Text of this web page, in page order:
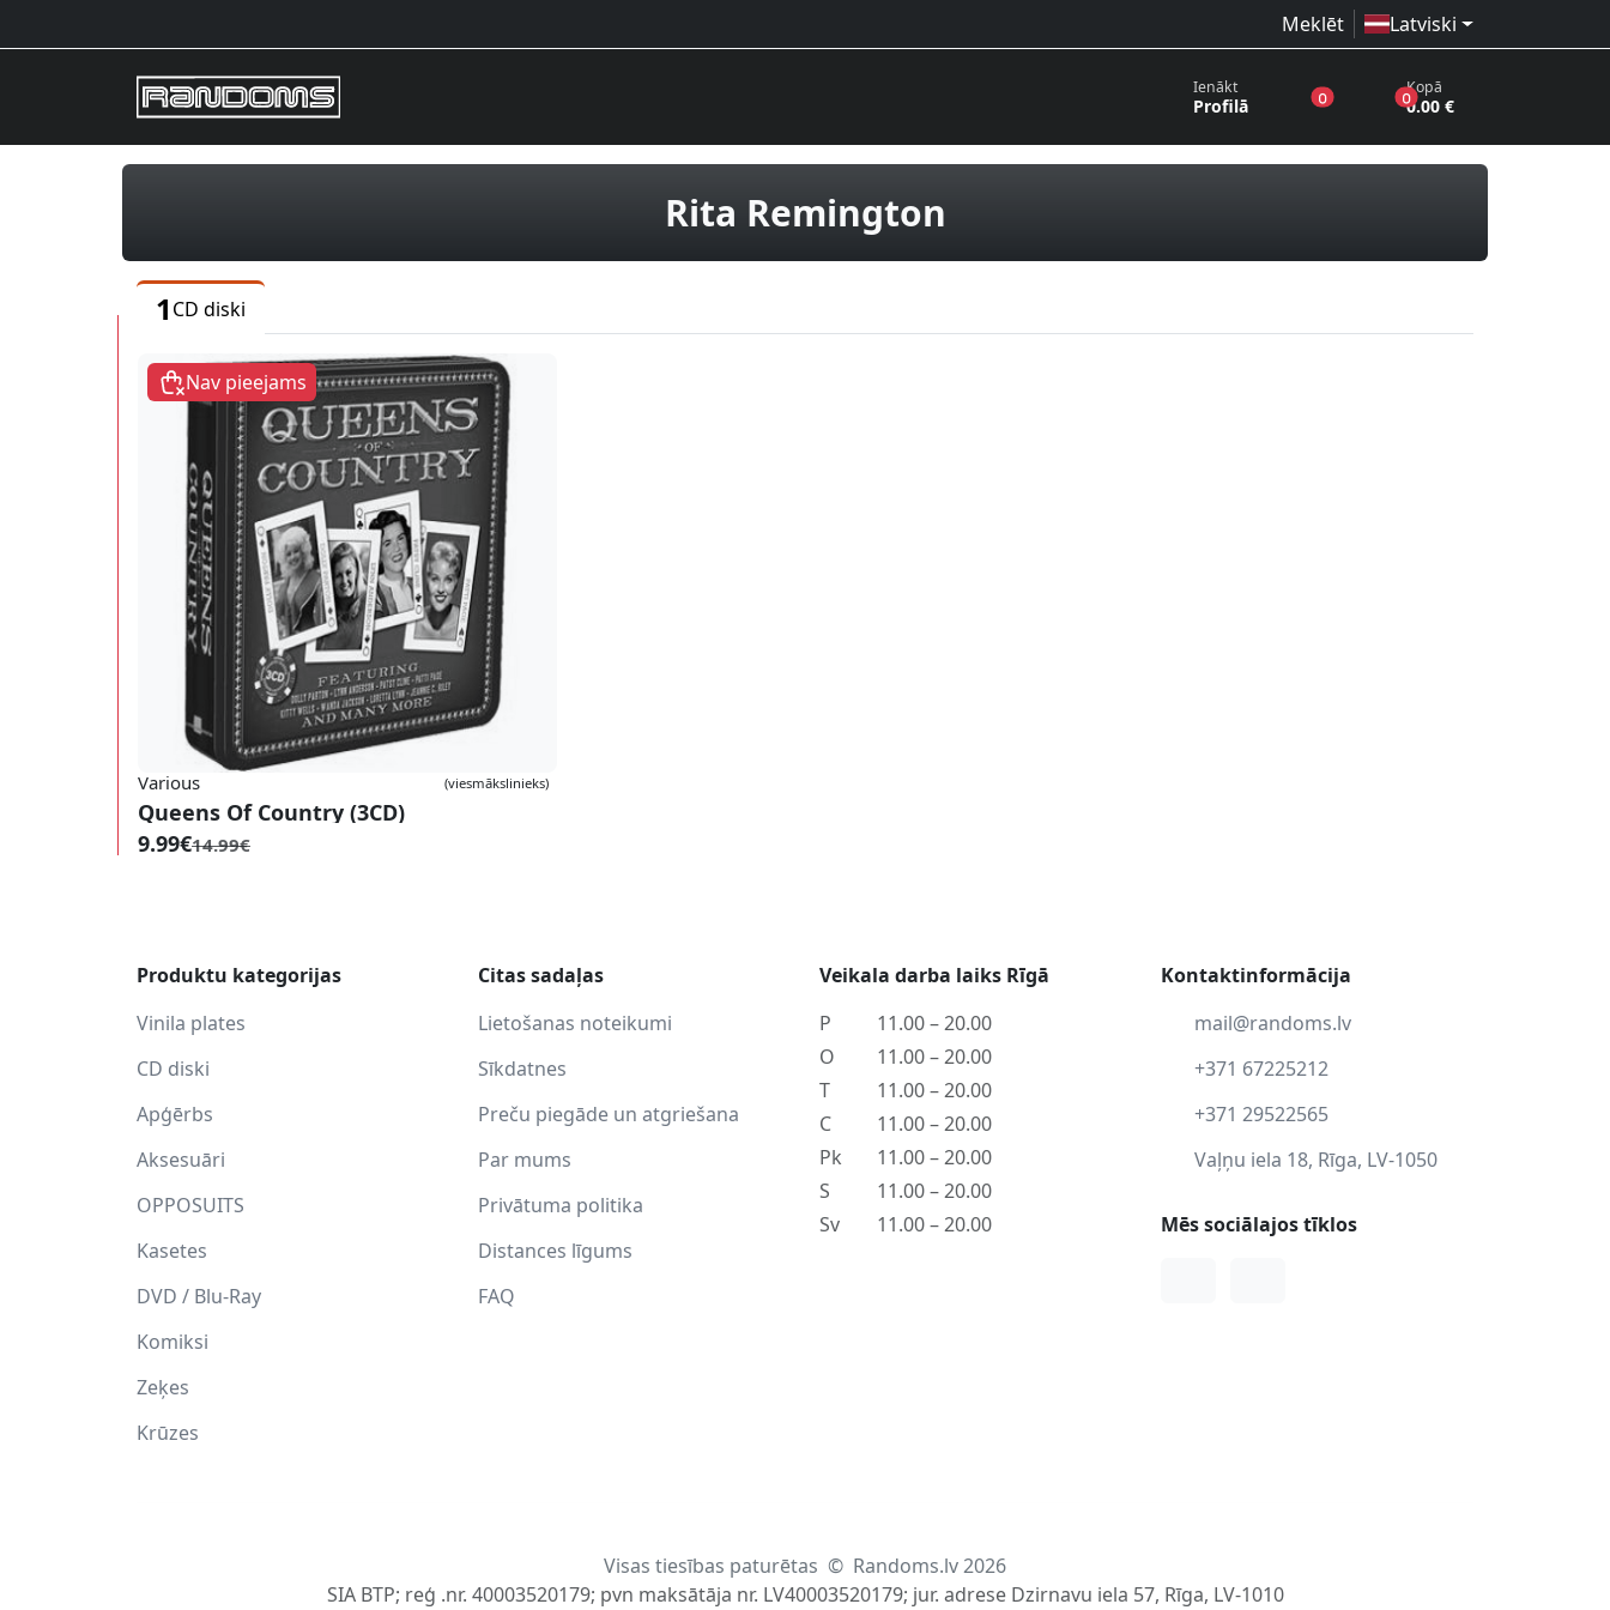
Meklēt Latviski
Ienākt
Profilā 0produkti vēlmju sarakstā
0produkti grozā
Kopā
0.00 €
Rita Remington
1 CD diski
Nav pieejams
Various (viesmākslinieks)
Queens Of Country (3CD)
9.99€14.99€
Produktu kategorijas
Vinila plates
CD diski
Apģērbs
Aksesuāri
OPPOSUITS
Kasetes
DVD / Blu-Ray
Komiksi
Zeķes
Krūzes
Citas sadaļas
Lietošanas noteikumi
Sīkdatnes
Preču piegāde un atgriešana
Par mums
Privātuma politika
Distances līgums
FAQ
Veikala darba laiks Rīgā
P
11.00 – 20.00
O
11.00 – 20.00
T
11.00 – 20.00
C
11.00 – 20.00
Pk
11.00 – 20.00
S
11.00 – 20.00
Sv
11.00 – 20.00
Kontaktinformācija
mail@randoms.lv
+371 67225212
+371 29522565
Vaļņu iela 18, Rīga, LV-1050
Mēs sociālajos tīklos
Visas tiesības paturētas © Randoms.lv 2026
SIA BTP; reģ .nr. 40003520179; pvn maksātāja nr. LV40003520179; jur. adrese Dzirnavu iela 57, Rīga, LV-1010